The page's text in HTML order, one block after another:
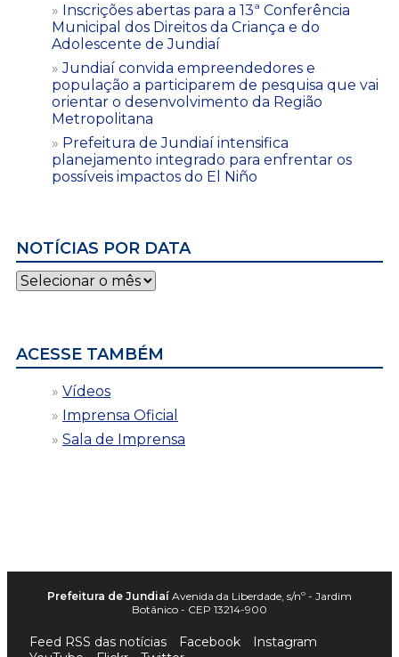
Inscrições abertas para a 13ª Conferência
Municipal dos Direitos da Criança e do
Adolescente de Jundiaí
Jundiaí convida empreendedores e
população a participarem de pesquisa que vai
orientar o desenvolvimento da Região
Metropolitana
Prefeitura de Jundiaí intensifica
planejamento integrado para enfrentar os
possíveis impactos do El Niño
NOTÍCIAS POR DATA
Notícias
por
ACESSE TAMBÉM
Vídeos
Imprensa Oficial
Sala de Imprensa
Prefeitura de Jundiaí Avenida da Liberdade, s/nº - Jardim
Botânico - CEP 13214-900
Feed RSS das notícias Facebook
Instagram